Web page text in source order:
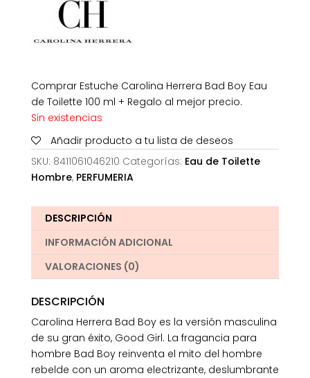
Comprar Estuche Carolina Herrera Bad Boy Eau
de Toilette 100 ml + Regalo al mejor precio.
Sin existencias
Añadir producto a tu lista de deseos
SKU: 8411061046210 Categorías: Eau de Toilette
Hombre, PERFUMERIA
DESCRIPCIÓN
INFORMACIÓN ADICIONAL
VALORACIONES (0)
DESCRIPCIÓN
Carolina Herrera Bad Boy es la versión masculina
de su gran éxito, Good Girl. La fragancia para
hombre Bad Boy reinventa el mito del hombre
rebelde con un aroma electrizante, deslumbrante